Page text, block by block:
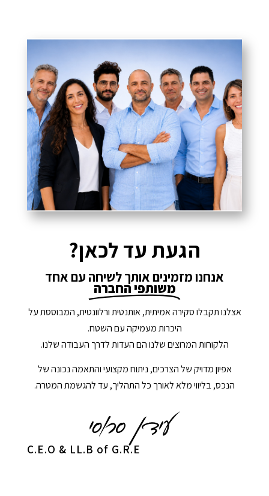
הגעת עד לכאן?
אנחנו מזמינים אותך לשיחה עם אחד
משותפי החברה
אצלנו תקבלו סקירה אמיתית, אותנטית ורלוונטית, המבוססת על
היכרות מעמיקה עם השטח.
הלקוחות המרוצים שלנו הם העדות לדרך העבודה שלנו.
אפיון מדויק של הצרכים, ניתוח מקצועי והתאמה נכונה של
הנכס, בליווי מלא לאורך כל התהליך, עד להגשמת המטרה.
C.E.O & LL.B of G.R.E